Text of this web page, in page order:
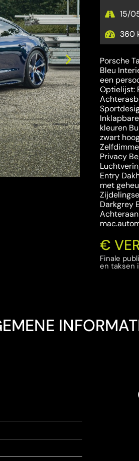
15/
360
Porsche
Bleu
een
Optielijst:
kleuren
zwart
Privacy
Entry
met
Darkgrey
Achteraan
€
Finale
en taksen